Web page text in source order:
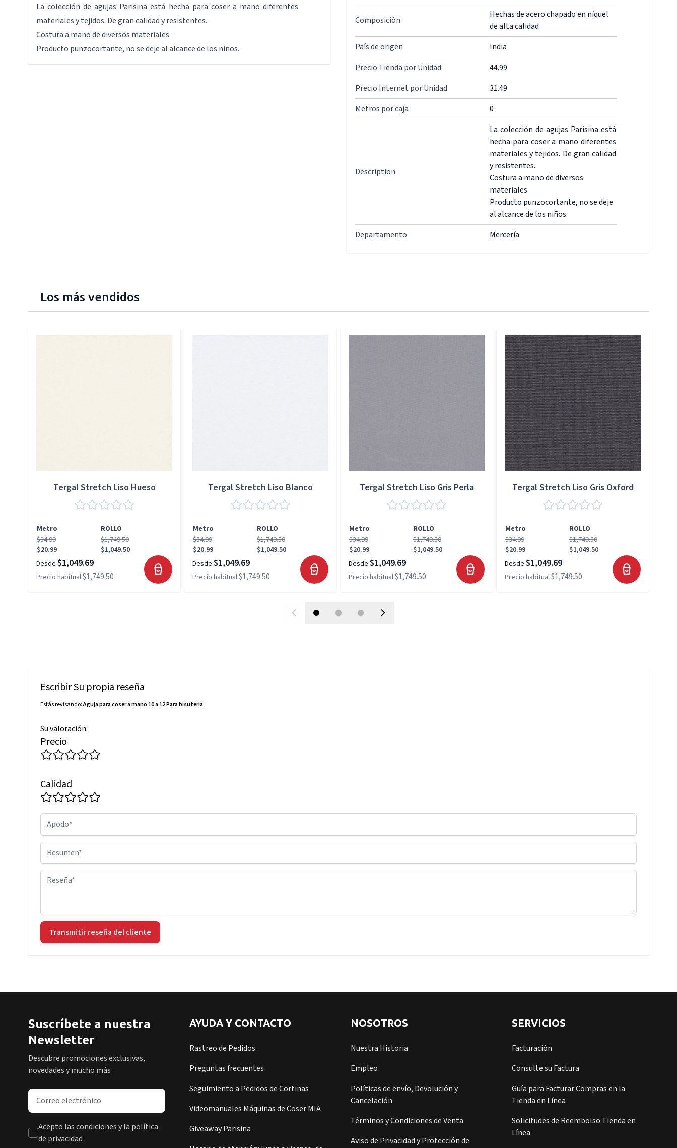
La colección de agujas Parisina está hecha para coser a mano diferentes
materiales y tejidos. De gran calidad y resistentes.
Costura a mano de diversos materiales
Producto punzocortante, no se deje al alcance de los niños.
Composición
Hechas de acero chapado en níquel
de alta calidad
País de origen
India
Precio Tienda por Unidad
44.99
Precio Internet por Unidad
31.49
Metros por caja
0
Description
La colección de agujas Parisina está
hecha para coser a mano diferentes
materiales y tejidos. De gran calidad
y resistentes.
Costura a mano de diversos
materiales
Producto punzocortante, no se deje
al alcance de los niños.
Departamento
Mercería
Los más vendidos
Tergal Stretch Liso Hueso
Metro
ROLLO
$34.99
$20.99
$1,749.50
$1,049.50
Desde $1,049.69
Precio habitual$1,749.50
Tergal Stretch Liso Blanco
Metro
ROLLO
$34.99
$20.99
$1,749.50
$1,049.50
Desde $1,049.69
Precio habitual$1,749.50
Tergal Stretch Liso Gris Perla
Metro
ROLLO
$34.99
$20.99
$1,749.50
$1,049.50
Desde $1,049.69
Precio habitual$1,749.50
Tergal Stretch Liso Gris Oxford
Metro
ROLLO
$34.99
$20.99
$1,749.50
$1,049.50
Desde $1,049.69
Precio habitual$1,749.50
Escribir Su propia reseña
Estás revisando:Aguja para coser a mano 10 a 12 Para bisuteria
Su valoración:
Precio
Calidad
Apodo
Resumen
Reseña
Transmitir reseña del cliente
Suscríbete a nuestra
Newsletter
Descubre promociones exclusivas,
novedades y mucho más
Dirección de correo electrónico
Acepto las condiciones y la política
de privacidad
AYUDA Y CONTACTO
Rastreo de Pedidos
Preguntas frecuentes
Seguimiento a Pedidos de Cortinas
Videomanuales Máquinas de Coser MIA
Giveaway Parisina
NOSOTROS
Nuestra Historia
Empleo
Políticas de envío, Devolución y
Cancelación
Términos y Condiciones de Venta
Aviso de Privacidad y Protección de
SERVICIOS
Facturación
Consulte su Factura
Guía para Facturar Compras en la
Tienda en Línea
Solicitudes de Reembolso Tienda en
Línea